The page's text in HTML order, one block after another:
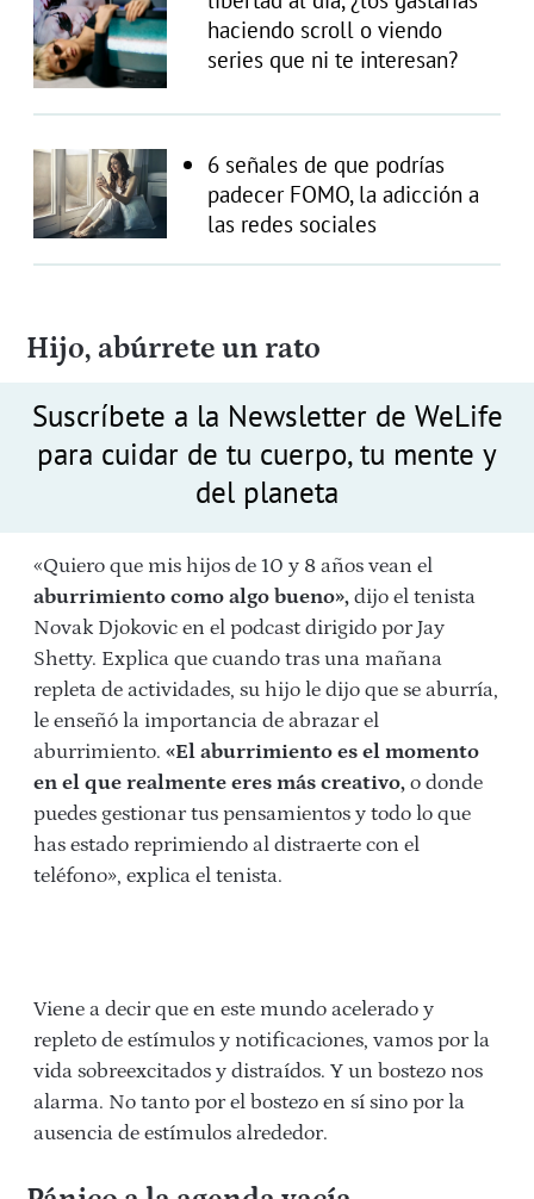
haciendo scroll o viendo
series que ni te interesan?
6 señales de que podrías
padecer FOMO, la adicción a
las redes sociales
Hijo, abúrrete un rato
Suscríbete a la Newsletter de WeLife
para cuidar de tu cuerpo, tu mente y
del planeta
«Quiero que mis hijos de 10 y 8 años vean el
aburrimiento como algo bueno», dijo el tenista
Novak Djokovic en el podcast dirigido por Jay
Shetty. Explica que cuando tras una mañana
repleta de actividades, su hijo le dijo que se aburría,
le enseñó la importancia de abrazar el
aburrimiento. «El aburrimiento es el momento
en el que realmente eres más creativo, o donde
puedes gestionar tus pensamientos y todo lo que
has estado reprimiendo al distraerte con el
teléfono», explica el tenista.
Viene a decir que en este mundo acelerado y
repleto de estímulos y notificaciones, vamos por la
vida sobreexcitados y distraídos. Y un bostezo nos
alarma. No tanto por el bostezo en sí sino por la
ausencia de estímulos alrededor.